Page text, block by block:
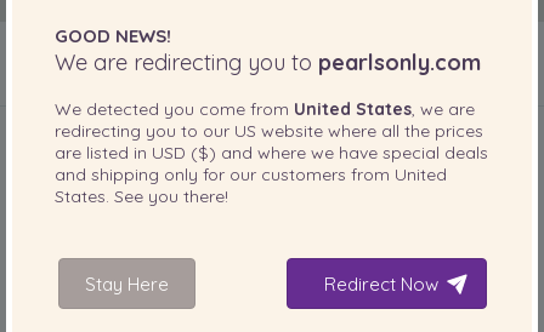
INBEGREPEN BIJ UW PRODUCT
GRATIS taxatiecertificaat
GOOD NEWS!
We are redirecting you to pearlsonly.com
We detected you come from United States , we are
redirecting you to our US website where all the prices
are listed in USD ($) and where we have special deals
and shipping only for our customers from United
States . See you there!
Stay Here Redirect Now